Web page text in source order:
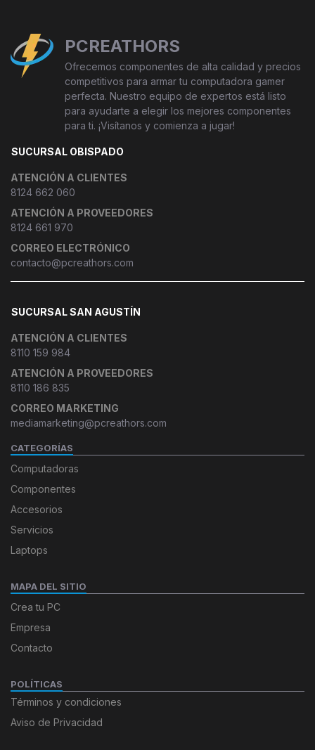
PCREATHORS
Ofrecemos componentes de alta calidad y precios
competitivos para armar tu computadora gamer
perfecta. Nuestro equipo de expertos está listo
para ayudarte a elegir los mejores componentes
para ti. ¡Visítanos y comienza a jugar!
SUCURSAL OBISPADO
ATENCIÓN A CLIENTES
8124 662 060
ATENCIÓN A PROVEEDORES
8124 661 970
CORREO ELECTRÓNICO
contacto@pcreathors.com
SUCURSAL SAN AGUSTÍN
ATENCIÓN A CLIENTES
8110 159 984
ATENCIÓN A PROVEEDORES
8110 186 835
CORREO MARKETING
mediamarketing@pcreathors.com
CATEGORÍAS
Computadoras
Componentes
Accesorios
Servicios
Laptops
MAPA DEL SITIO
Crea tu PC
Empresa
Contacto
POLÍTICAS
Términos y condiciones
Aviso de Privacidad